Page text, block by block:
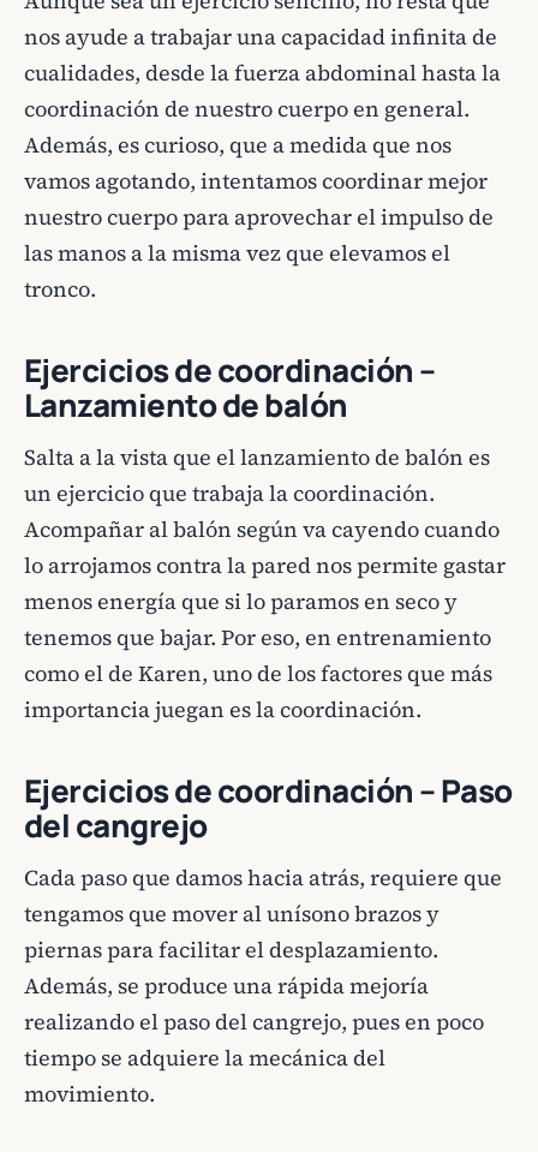
nos ayude a trabajar una capacidad infinita de
cualidades, desde la fuerza abdominal hasta la
coordinación de nuestro cuerpo en general.
Además, es curioso, que a medida que nos
vamos agotando, intentamos coordinar mejor
nuestro cuerpo para aprovechar el impulso de
las manos a la misma vez que elevamos el
tronco.
Ejercicios de coordinación –
Lanzamiento de balón
Salta a la vista que el lanzamiento de balón es
un ejercicio que trabaja la coordinación.
Acompañar al balón según va cayendo cuando
lo arrojamos contra la pared nos permite gastar
menos energía que si lo paramos en seco y
tenemos que bajar. Por eso, en entrenamiento
como el de Karen, uno de los factores que más
importancia juegan es la coordinación.
Ejercicios de coordinación – Paso
del cangrejo
Cada paso que damos hacia atrás, requiere que
tengamos que mover al unísono brazos y
piernas para facilitar el desplazamiento.
Además, se produce una rápida mejoría
realizando el paso del cangrejo, pues en poco
tiempo se adquiere la mecánica del
movimiento.